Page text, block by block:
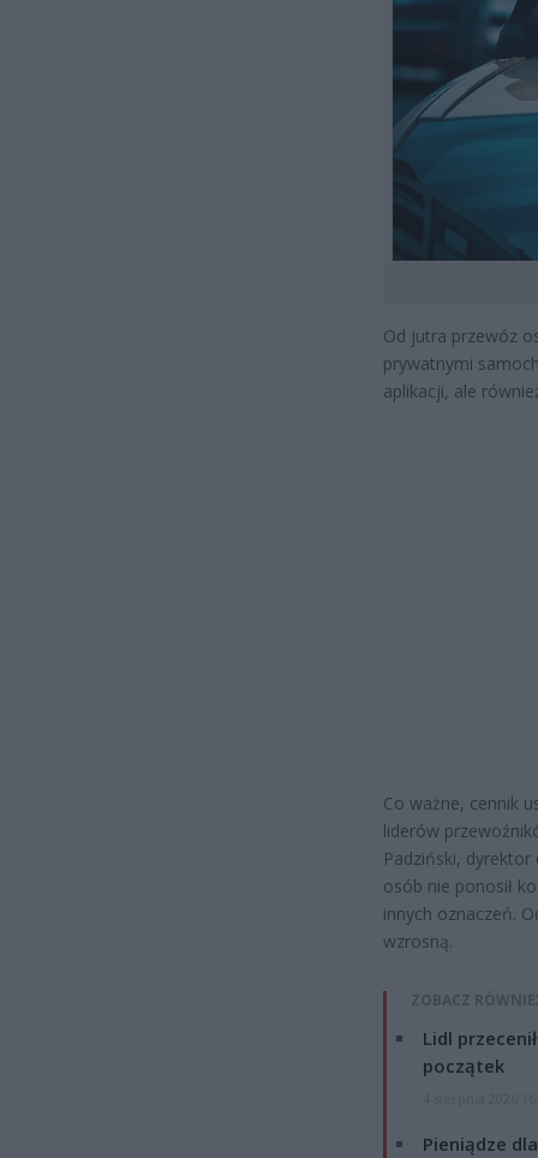
Od jutra przewóz
prywatnymi
aplikacji, ale
Co ważne, cennik
liderów
Padziński,
osób nie ponosił
innych oznaczeń.
wzrosną.
ZOBACZ
Lidl
początek
Pieniądze